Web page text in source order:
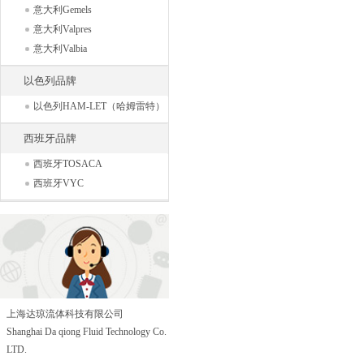
意大利Gemels
意大利Valpres
意大利Valbia
以色列品牌
以色列HAM-LET（哈姆雷特）
西班牙品牌
西班牙TOSACA
西班牙VYC
上海达琼流体科技有限公司
Shanghai Da qiong Fluid Technology Co.
LTD.